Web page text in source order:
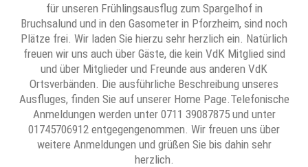
für unseren Frühlingsausflug zum Spargelhof in
Bruchsalund und in den Gasometer in Pforzheim, sind noch
Plätze frei. Wir laden Sie hierzu sehr herzlich ein. Natürlich
freuen wir uns auch über Gäste, die kein VdK Mitglied sind
und über Mitglieder und Freunde aus anderen VdK
Ortsverbänden. Die ausführliche Beschreibung unseres
Ausfluges, finden Sie auf unserer Home Page.Telefonische
Anmeldungen werden unter 0711 39087875 und unter
01745706912 entgegengenommen. Wir freuen uns über
weitere Anmeldungen und grüßen Sie bis dahin sehr
herzlich.